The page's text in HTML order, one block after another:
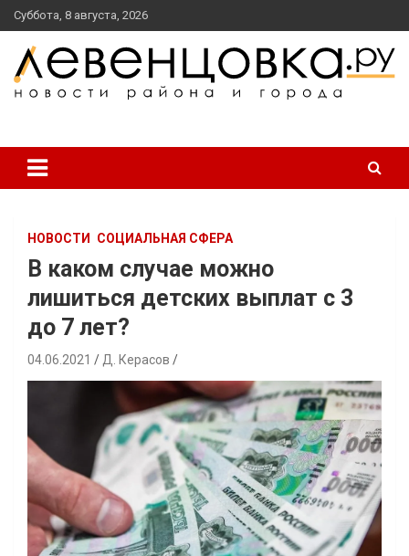
перейти
к
содержанию
Суббота, 8 августа, 2026
НОВОСТИ СОЦИАЛЬНАЯ СФЕРА
В каком случае можно
лишиться детских выплат с 3
до 7 лет?
04.06.2021 Д. Керасов